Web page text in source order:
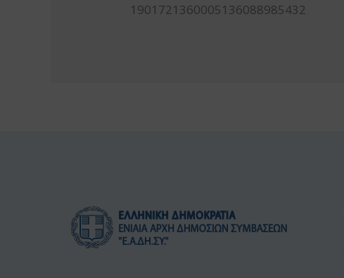
1901721360005136088985432